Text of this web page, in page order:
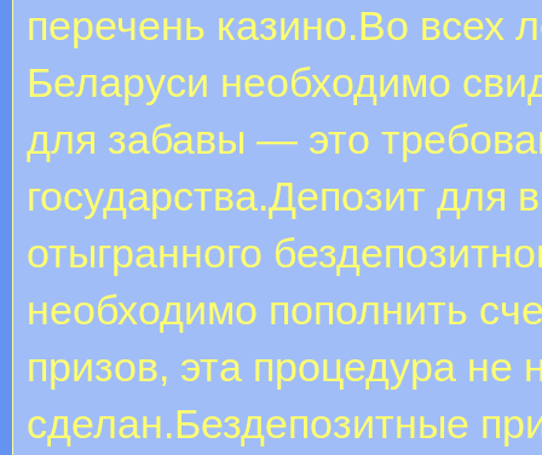
перечень казино.Во всех
Беларуси необходимо
для забавы — это
государства.Депозит для
отыгранного
необходимо пополнить
призов, эта процедура не
сделан.Бездепозитные